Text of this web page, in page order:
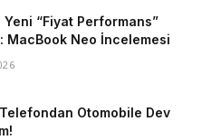
Yeni “Fiyat Performans”
MacBook Neo İncelemesi
Otomobile Dev